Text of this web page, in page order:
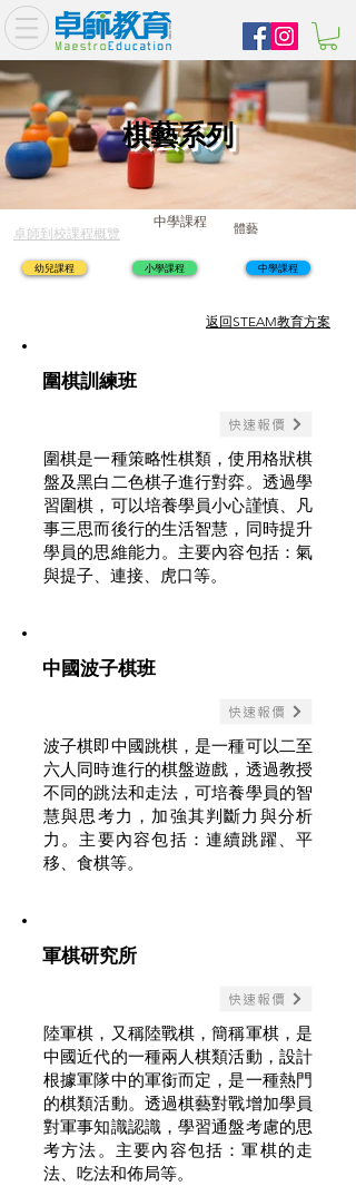
棋藝系列
卓師到校課程概覽 體藝
中學課程
幼兒課程 小學課程 中學課程
​返回STEAM教育方案
圍棋訓練班
快速報價
圍棋是一種策略性棋類，使用格狀棋
盤及黑白二色棋子進行對弈。透過學
習圍棋，可以培養學員小心謹慎、凡
事三思而後行的生活智慧，同時提升
學員的思維能力。主要內容包括：氣
與提子、連接、虎口等。
中國波子棋班
快速報價
波子棋即中國跳棋，是一種可以二至
六人同時進行的棋盤遊戲，透過教授
不同的跳法和走法，可培養學員的智
慧與思考力，加強其判斷力與分析
力。主要內容包括：連續跳躍、平
移、食棋等。
軍棋研究所
快速報價
陸軍棋，又稱陸戰棋，簡稱軍棋，是
中國近代的一種兩人棋類活動，設計
根據軍隊中的軍銜而定，是一種熱門
的棋類活動。透過棋藝對戰增加學員
對軍事知識認識，學習通盤考慮的思
考方法。主要內容包括：軍棋的走
法、吃法和佈局等。